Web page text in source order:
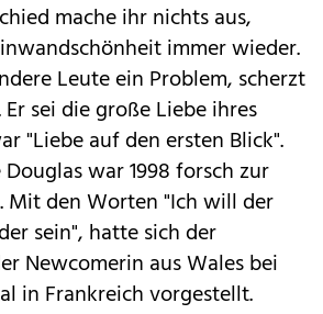
mache ihr nichts aus,
immer wieder.
Leute ein Problem, scherzt
sei die große Liebe ihres
"Liebe auf den ersten Blick".
war 1998 forsch zur
Mit den Worten "Ich will der
sein", hatte sich der
Newcomerin aus Wales bei
in Frankreich vorgestellt.